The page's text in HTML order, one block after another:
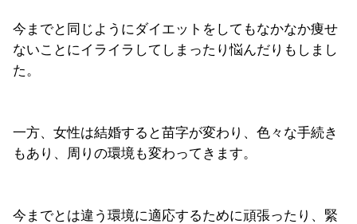
今までと同じようにダイエットをしてもなかなか痩せ
ないことにイライラしてしまったり悩んだりもしまし
た。
一方、女性は結婚すると苗字が変わり、色々な手続き
もあり、周りの環境も変わってきます。
今までとは違う環境に適応するために頑張ったり、緊